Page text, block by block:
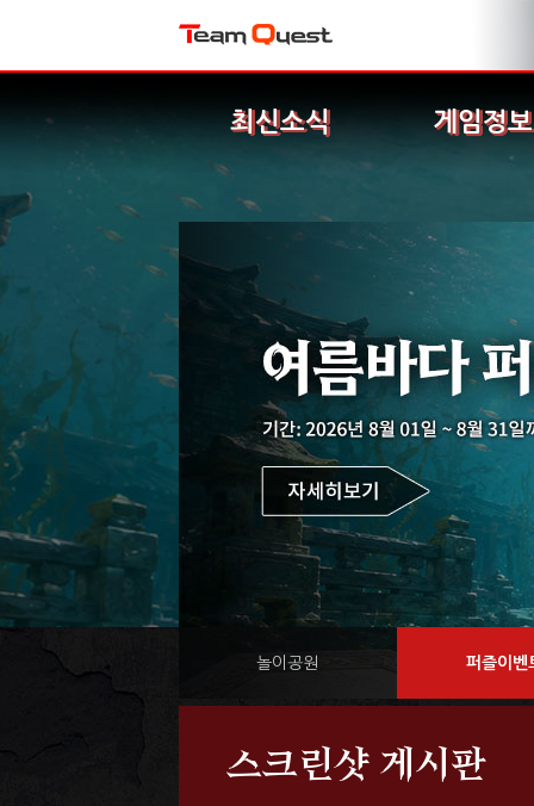
최신소식 게임정보
놀이공원 퍼즐이벤
스크린샷 게시판